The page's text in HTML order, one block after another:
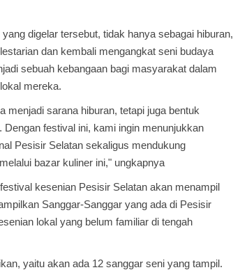
digelar tersebut, tidak hanya sebagai hiburan,
dan kembali mengangkat seni budaya
sebuah kebangaan bagi masyarakat dalam
mereka.
menjadi sarana hiburan, tetapi juga bentuk
Dengan festival ini, kami ingin menunjukkan
Pesisir Selatan sekaligus mendukung
bazar kuliner ini," ungkapnya
kesenian Pesisir Selatan akan menampil
Sanggar-Sanggar yang ada di Pesisir
lokal yang belum familiar di tengah
yaitu akan ada 12 sanggar seni yang tampil.